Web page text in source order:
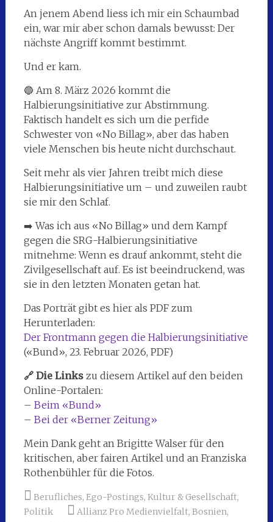
An jenem Abend liess ich mir ein Schaumbad
ein, war mir aber schon damals bewusst: Der
nächste Angriff kommt bestimmt.
Und er kam.
🔵 Am 8. März 2026 kommt die
Halbierungsinitiative zur Abstimmung.
Faktisch handelt es sich um die perfide
Schwester von «No Billag», aber das haben
viele Menschen bis heute nicht durchschaut.
Seit mehr als vier Jahren treibt mich diese
Halbierungsinitiative um – und zuweilen raubt
sie mir den Schlaf.
➡️ Was ich aus «No Billag» und dem Kampf
gegen die SRG-Halbierungsinitiative
mitnehme: Wenn es drauf ankommt, steht die
Zivilgesellschaft auf. Es ist beeindruckend, was
sie in den letzten Monaten getan hat.
Das Porträt gibt es hier als PDF zum
Herunterladen:
Der Frontmann gegen die Halbierungsinitiative
(«Bund», 23. Februar 2026, PDF)
🔗 Die Linkszu diesem Artikel auf den beiden
Online-Portalen:
– Beim «Bund»
– Bei der «Berner Zeitung»
Mein Dank geht an Brigitte Walser für den
kritischen, aber fairen Artikel und an Franziska
Rothenbühler für die Fotos.
Berufliches, Ego-Postings, Kultur & Gesellschaft,
Politik
Allianz Pro Medienvielfalt, Bosnien,